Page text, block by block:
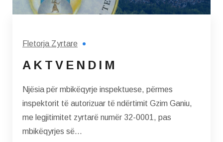
Fletorja Zyrtare
A K T V E N D I M
Njësia për mbikëqyrje inspektuese, përmes
inspektorit të autorizuar të ndërtimit Gzim Ganiu,
me legjitimitet zyrtarë numër 32-0001, pas
mbikëqyrjes së...